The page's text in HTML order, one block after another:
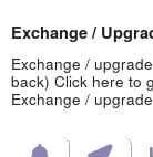
Exchange /
Exchange /
back) Click here to
Exchange /